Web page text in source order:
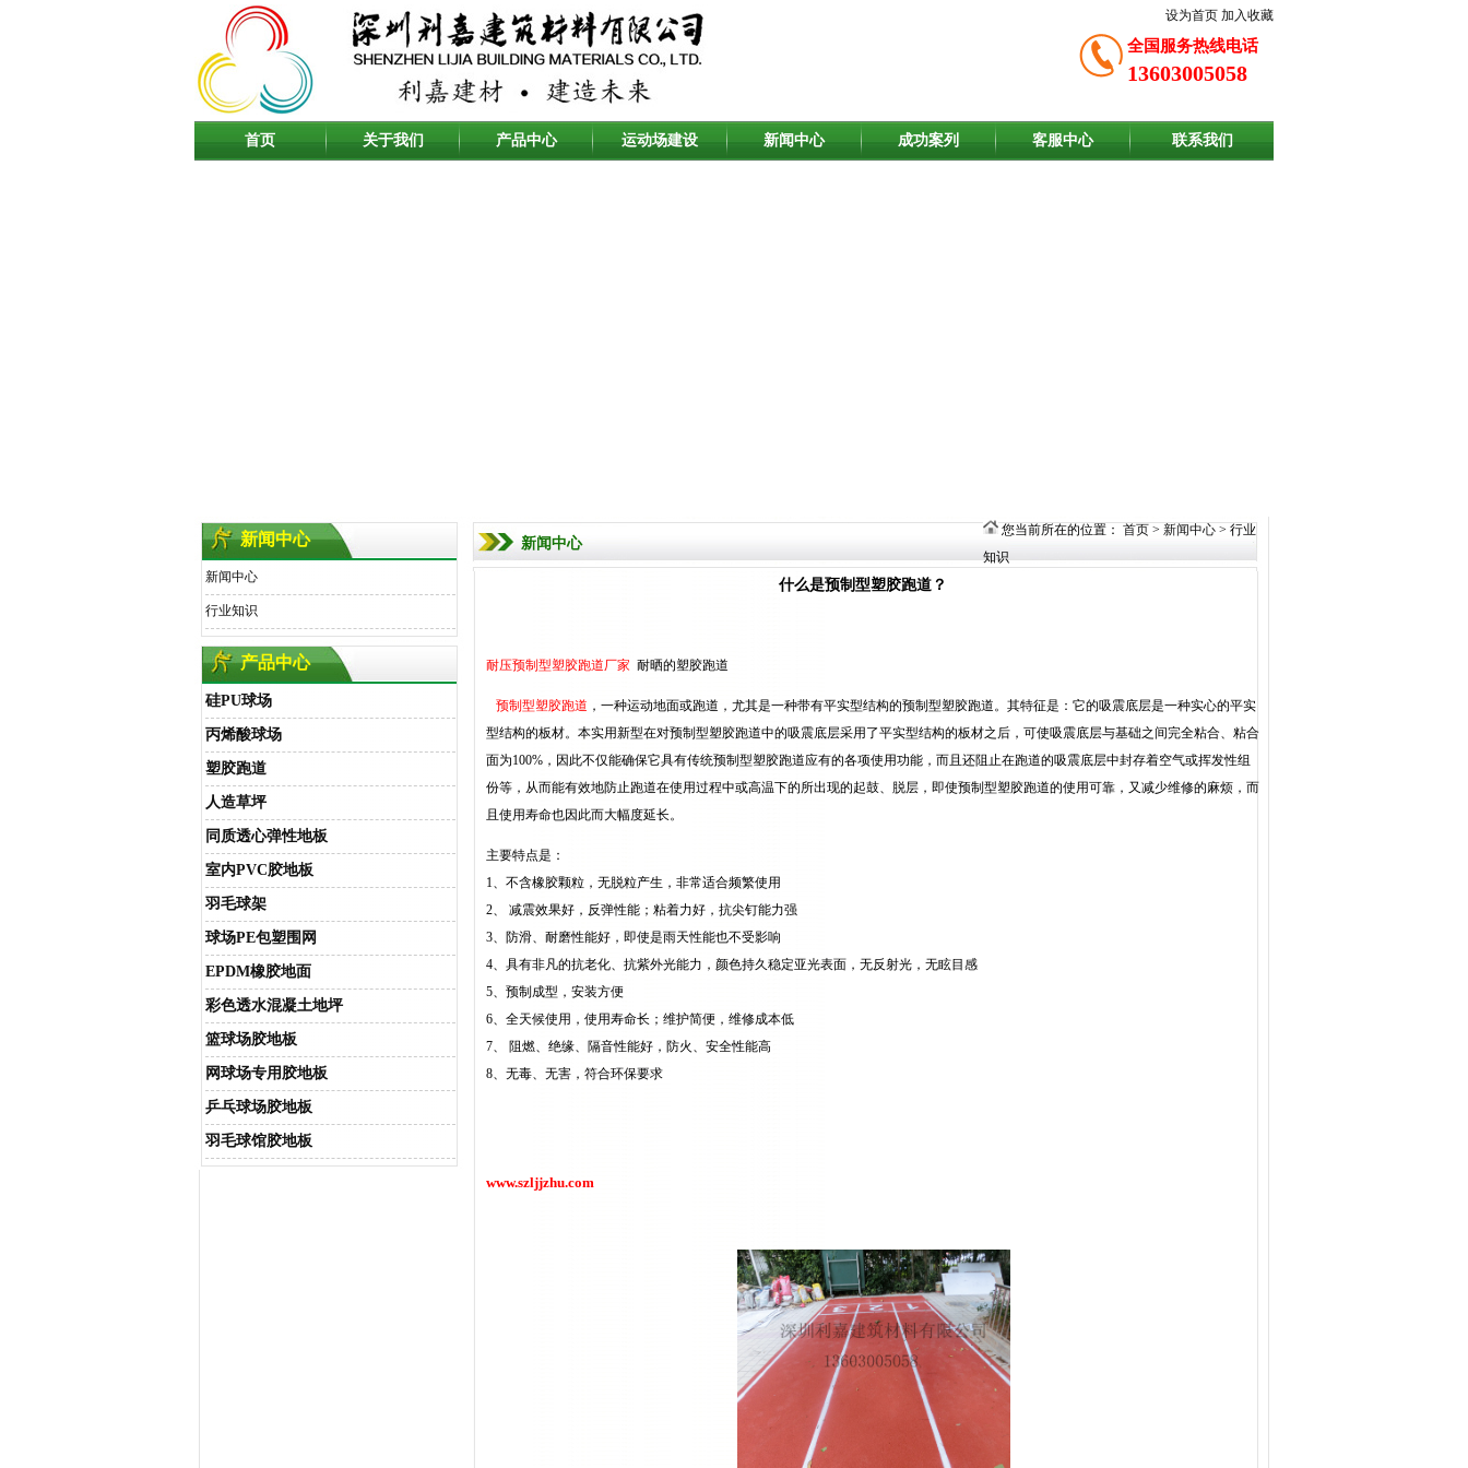
设为首页 加入收藏
全国服务热线电话
13603005058
首页 关于我们 产品中心 运动场建设 新闻中心 成功案列 客服中心 联系我们
新闻中心
新闻中心
行业知识
产品中心
硅PU球场
丙烯酸球场
塑胶跑道
人造草坪
同质透心弹性地板
室内PVC胶地板
羽毛球架
球场PE包塑围网
EPDM橡胶地面
彩色透水混凝土地坪
篮球场胶地板
网球场专用胶地板
乒乓球场胶地板
羽毛球馆胶地板
新闻中心
您当前所在的位置： 首页 > 新闻中心 > 行业
知识
什么是预制型塑胶跑道？
耐压预制型塑胶跑道厂家 耐晒的塑胶跑道
预制型塑胶跑道 ，一种运动地面或跑道，尤其是一种带有平实型结构的预制型塑胶跑道。其特征是：它的吸震底层是一种实心的平实
型结构的板材。本实用新型在对预制型塑胶跑道中的吸震底层采用了平实型结构的板材之后，可使吸震底层与基础之间完全粘合、粘合
面为100%，因此不仅能确保它具有传统预制型塑胶跑道应有的各项使用功能，而且还阻止在跑道的吸震底层中封存着空气或挥发性组
份等，从而能有效地防止跑道在使用过程中或高温下的所出现的起鼓、脱层，即使预制型塑胶跑道的使用可靠，又减少维修的麻烦，而
且使用寿命也因此而大幅度延长。
主要特点是：
1、不含橡胶颗粒，无脱粒产生，非常适合频繁使用
2、 减震效果好，反弹性能；粘着力好，抗尖钉能力强
3、防滑、耐磨性能好，即使是雨天性能也不受影响
4、具有非凡的抗老化、抗紫外光能力，颜色持久稳定亚光表面，无反射光，无眩目感
5、预制成型，安装方便
6、全天候使用，使用寿命长；维护简便，维修成本低
7、 阻燃、绝缘、隔音性能好，防火、安全性能高
8、无毒、无害，符合环保要求
www.szljjzhu.com